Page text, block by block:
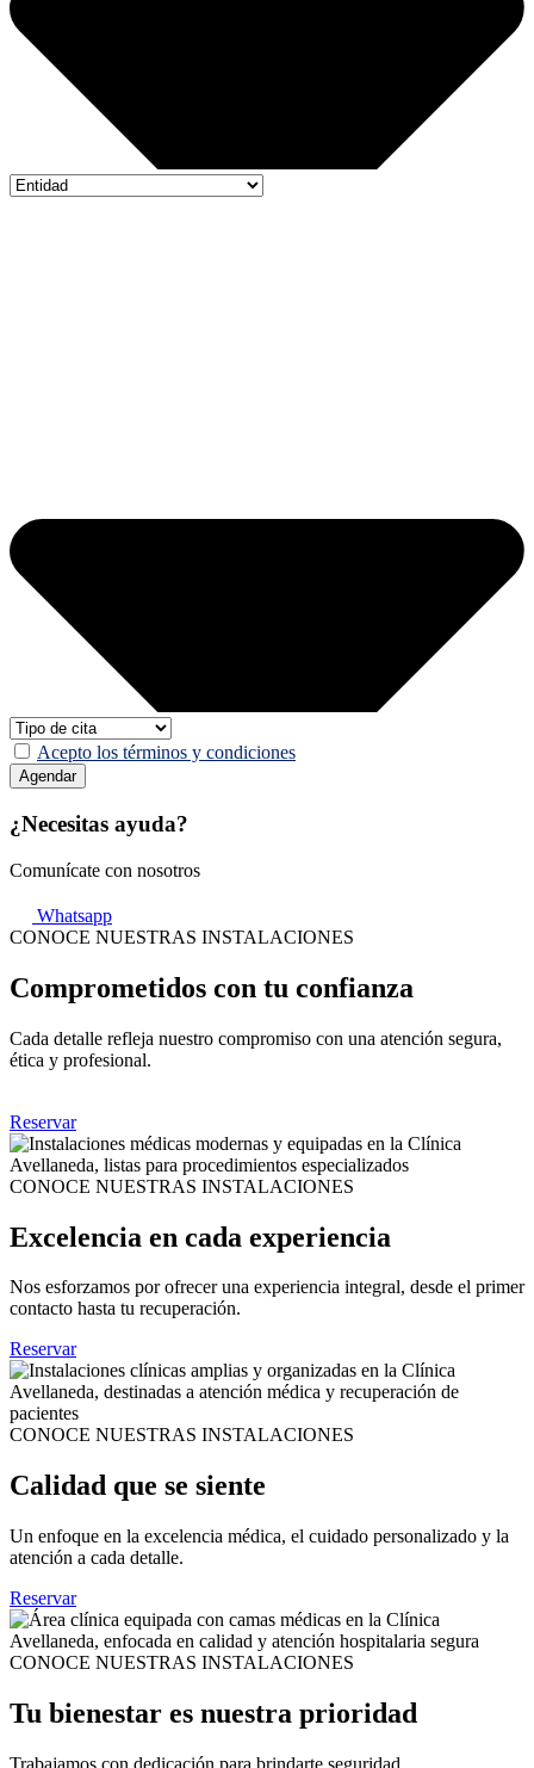
Acepto los términos y condiciones
Agendar
¿Necesitas ayuda?
Comunícate con nosotros
Whatsapp
CONOCE NUESTRAS INSTALACIONES
Comprometidos con tu confianza
Cada detalle refleja nuestro compromiso con una atención segura,
ética y profesional.
Reservar
CONOCE NUESTRAS INSTALACIONES
Excelencia en cada experiencia
Nos esforzamos por ofrecer una experiencia integral, desde el primer
contacto hasta tu recuperación.
Reservar
CONOCE NUESTRAS INSTALACIONES
Calidad que se siente
Un enfoque en la excelencia médica, el cuidado personalizado y la
atención a cada detalle.
Reservar
CONOCE NUESTRAS INSTALACIONES
Tu bienestar es nuestra prioridad
Trabajamos con dedicación para brindarte seguridad,